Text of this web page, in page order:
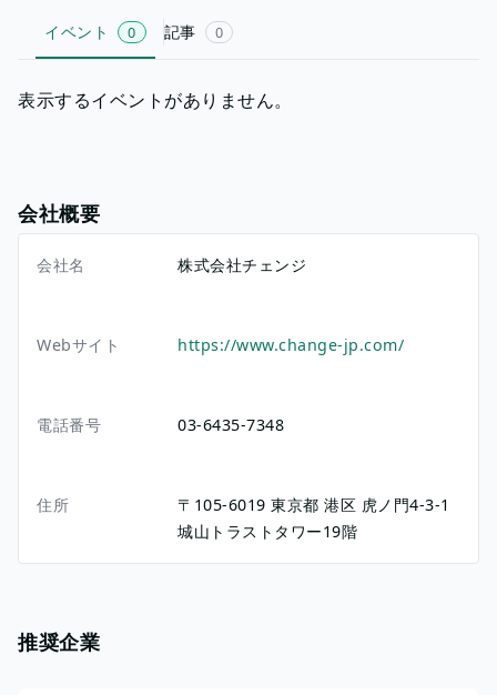
イベント 0 記事 0
表示するイベントがありません。
会社概要
会社名 株式会社チェンジ
Webサイト https://www.change-jp.com/
電話番号 03-6435-7348
住所 〒105-6019東京都港区 虎ノ門4-3-1
城山トラストタワー19階
推奨企業